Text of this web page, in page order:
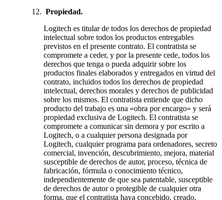
Propiedad.
Logitech es titular de todos los derechos de propiedad
intelectual sobre todos los productos entregables
previstos en el presente contrato. El contratista se
compromete a ceder, y por la presente cede, todos los
derechos que tenga o pueda adquirir sobre los
productos finales elaborados y entregados en virtud del
contrato, incluidos todos los derechos de propiedad
intelectual, derechos morales y derechos de publicidad
sobre los mismos. El contratista entiende que dicho
producto del trabajo es una «obra por encargo» y será
propiedad exclusiva de Logitech. El contratista se
compromete a comunicar sin demora y por escrito a
Logitech, o a cualquier persona designada por
Logitech, cualquier programa para ordenadores, secreto
comercial, invención, descubrimiento, mejora, material
susceptible de derechos de autor, proceso, técnica de
fabricación, fórmula o conocimiento técnico,
independientemente de que sea patentable, susceptible
de derechos de autor o protegible de cualquier otra
forma, que el contratista haya concebido, creado,